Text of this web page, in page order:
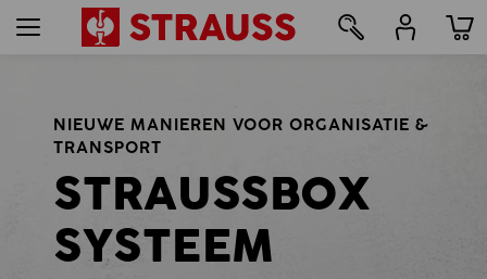
NIEUWE MANIEREN VOOR ORGANISATIE &
TRANSPORT
STRAUSSBOX
SYSTEEM